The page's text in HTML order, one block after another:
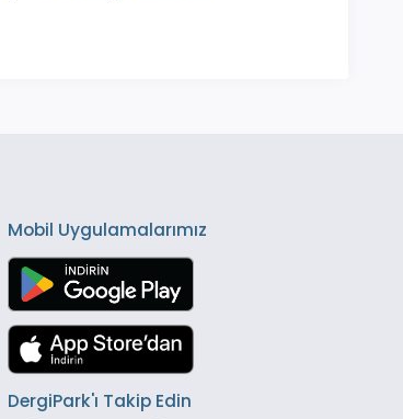
Mobil Uygulamalarımız
DergiPark'ı Takip Edin